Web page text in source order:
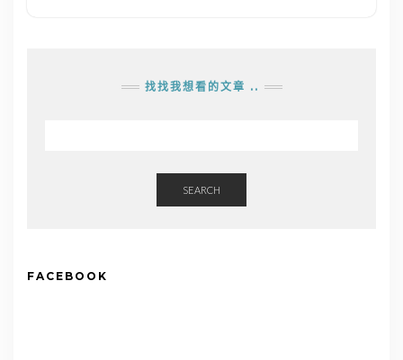
找找我想看的文章 ..
SEARCH
FACEBOOK